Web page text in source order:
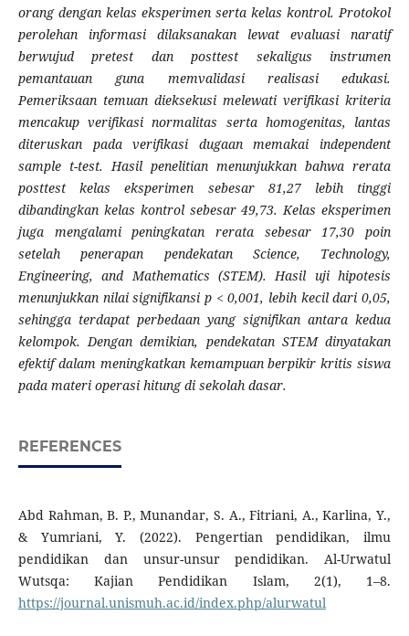
orang dengan kelas eksperimen serta kelas kontrol. Protokol
perolehan informasi dilaksanakan lewat evaluasi naratif
berwujud pretest dan posttest sekaligus instrumen
pemantauan guna memvalidasi realisasi edukasi.
Pemeriksaan temuan dieksekusi melewati verifikasi kriteria
mencakup verifikasi normalitas serta homogenitas, lantas
diteruskan pada verifikasi dugaan memakai independent
sample t-test. Hasil penelitian menunjukkan bahwa rerata
posttest kelas eksperimen sebesar 81,27 lebih tinggi
dibandingkan kelas kontrol sebesar 49,73. Kelas eksperimen
juga mengalami peningkatan rerata sebesar 17,30 poin
setelah penerapan pendekatan Science, Technology,
Engineering, and Mathematics (STEM). Hasil uji hipotesis
menunjukkan nilai signifikansi p < 0,001, lebih kecil dari 0,05,
sehingga terdapat perbedaan yang signifikan antara kedua
kelompok. Dengan demikian, pendekatan STEM dinyatakan
efektif dalam meningkatkan kemampuan berpikir kritis siswa
pada materi operasi hitung di sekolah dasar.
REFERENCES
Abd Rahman, B. P., Munandar, S. A., Fitriani, A., Karlina, Y.,
& Yumriani, Y. (2022). Pengertian pendidikan, ilmu
pendidikan dan unsur-unsur pendidikan. Al-Urwatul
Wutsqa: Kajian Pendidikan Islam, 2(1), 1–8.
https://journal.unismuh.ac.id/index.php/alurwatul